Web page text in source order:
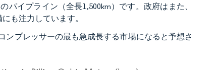
イプライン（全長1,500km）です。政府はまた、
も注力しています。
プレッサーの最も急成長する市場になると予想さ